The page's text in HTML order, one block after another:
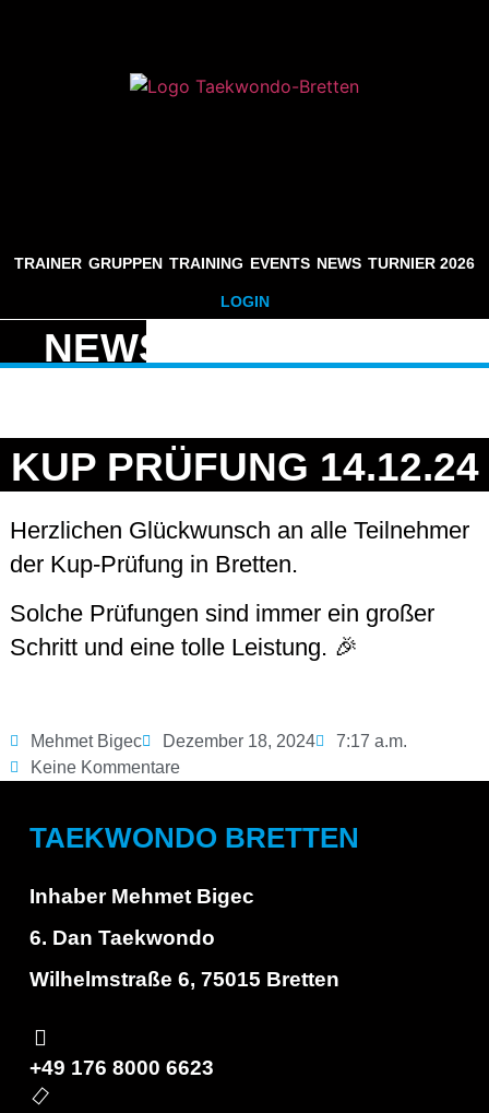
TRAINER GRUPPEN TRAINING EVENTS NEWS TURNIER 2026
LOGIN
NEWS
KUP PRÜFUNG 14.12.24
Herzlichen Glückwunsch an alle Teilnehmer
der Kup-Prüfung in Bretten.
Solche Prüfungen sind immer ein großer
Schritt und eine tolle Leistung. 🎉
Mehmet Bigec Dezember 18, 2024
7:17 a.m.
Keine Kommentare
TAEKWONDO BRETTEN
Inhaber Mehmet Bigec
6. Dan Taekwondo
Wilhelmstraße 6, 75015 Bretten
+49 176 8000 6623